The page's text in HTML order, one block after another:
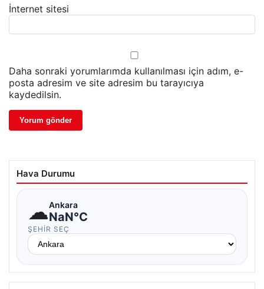
İnternet sitesi
Daha sonraki yorumlarımda kullanılması için adım, e-
posta adresim ve site adresim bu tarayıcıya
kaydedilsin.
Hava Durumu
☁Ankara
NaN°C
ŞEHIR SEÇ